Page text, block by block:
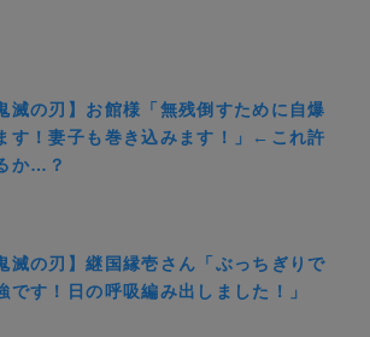
滅の刃】お館様「無残倒すために自爆
す！妻子も巻き込みます！」←これ許
か…？
滅の刃】継国縁壱さん「ぶっちぎりで
です！日の呼吸編み出しました！」